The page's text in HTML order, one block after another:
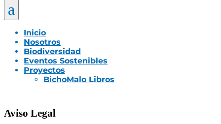
a
Inicio
Nosotros
Biodiversidad
Eventos Sostenibles
Proyectos
BichoMalo Libros
Aviso Legal